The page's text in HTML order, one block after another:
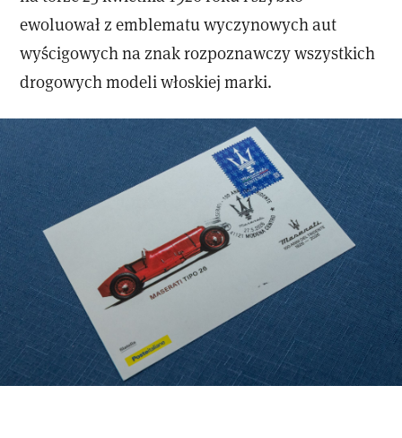
ewoluował z emblematu wyczynowych aut
wyścigowych na znak rozpoznawczy wszystkich
drogowych modeli włoskiej marki.